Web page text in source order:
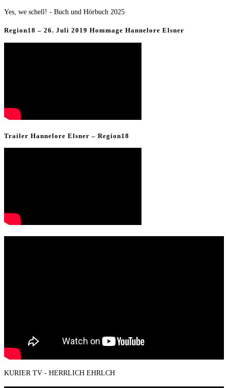
Yes, we schell! - Buch und Hörbuch 2025
Region18 – 26. Juli 2019 Hommage Hannelore Elsner
Trailer Hannelore Elsner – Region18
KURIER TV - HERRLICH EHRLCH